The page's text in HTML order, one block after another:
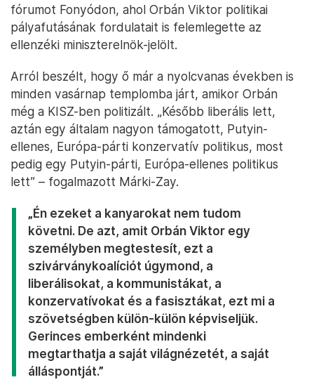
fórumot Fonyódon, ahol Orbán Viktor politikai
pályafutásának fordulatait is felemlegette az
ellenzéki miniszterelnök-jelölt.
Arról beszélt, hogy ő már a nyolcvanas években is
minden vasárnap templomba járt, amikor Orbán
még a KISZ-ben politizált. „Később liberális lett,
aztán egy általam nagyon támogatott, Putyin-
ellenes, Európa-párti konzervatív politikus, most
pedig egy Putyin-párti, Európa-ellenes politikus
lett” – fogalmazott Márki-Zay.
„Én ezeket a kanyarokat nem tudom
követni. De azt, amit Orbán Viktor egy
személyben megtestesít, ezt a
szivárványkoalíciót úgymond, a
liberálisokat, a kommunistákat, a
konzervatívokat és a fasisztákat, ezt mi a
szövetségben külön-külön képviseljük.
Gerinces emberként mindenki
megtarthatja a saját világnézetét, a saját
álláspontját.”